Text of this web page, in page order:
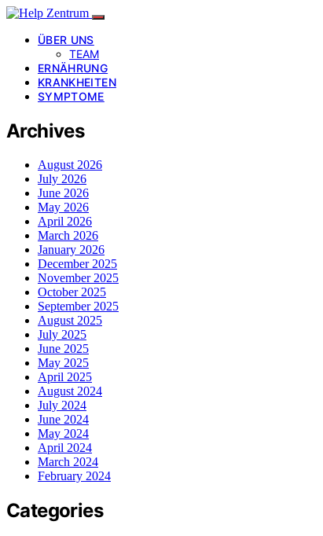
ÜBER UNS
TEAM
ERNÄHRUNG
KRANKHEITEN
SYMPTOME
Archives
August 2026
July 2026
June 2026
May 2026
April 2026
March 2026
January 2026
December 2025
November 2025
October 2025
September 2025
August 2025
July 2025
June 2025
May 2025
April 2025
August 2024
July 2024
June 2024
May 2024
April 2024
March 2024
February 2024
Categories